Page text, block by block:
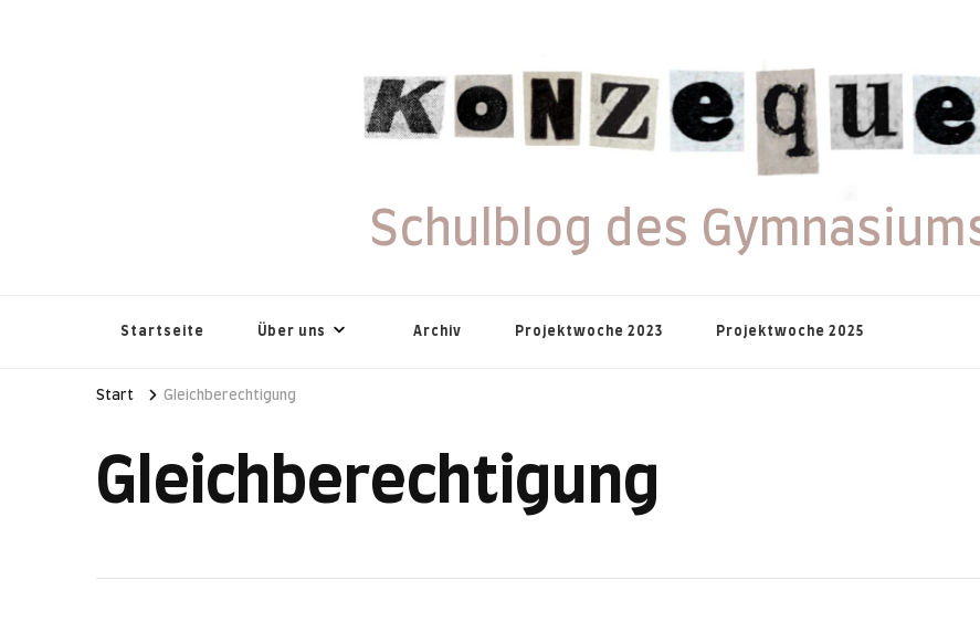
Schulblog des
Startseite Über uns Archiv Projektwoche 2023 Projektwoche 2025
Start Gleichberechtigung
Gleichberechtigung